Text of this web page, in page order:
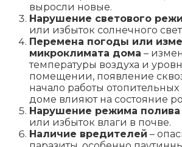
выросли новые.
Нарушение светового
или избыток солнечного
Перемена погоды или
микроклимата дома –
температуры воздуха и
помещении, появление
начало работы
доме влияют на состояние
Нарушение режима полива
или избыток влаги в почве.
Наличие вредителей –